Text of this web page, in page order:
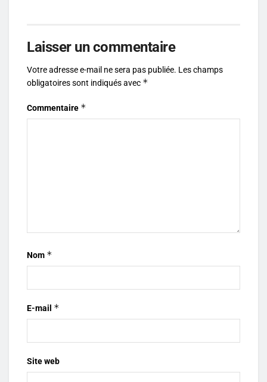
Laisser un commentaire
Votre adresse e-mail ne sera pas publiée. Les champs
obligatoires sont indiqués avec *
Commentaire *
Nom *
E-mail *
Site web